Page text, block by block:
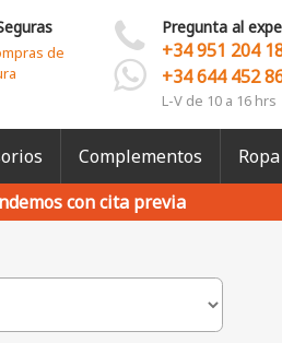
de
Pregunta al
+34 951 204
+34 644 452
L-V de 10 a 16 hrs
Complementos Ropa
con cita previa